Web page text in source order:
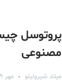
پروتوسل
مصنوعی
میلاد شیرولیلو مهر ۱۹, ۱۴۰۴